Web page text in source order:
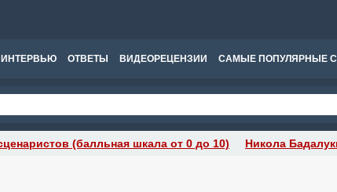
ИНТЕРВЬЮ ОТВЕТЫ ВИДЕОРЕЦЕНЗИИ САМЫЕ ПОПУЛЯРНЫЕ
(балльная шкала от 0 до 10) Никола